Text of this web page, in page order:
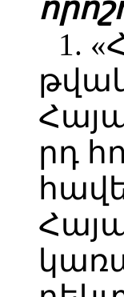
1.
րդ